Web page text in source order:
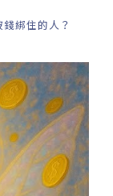
綁住的人？